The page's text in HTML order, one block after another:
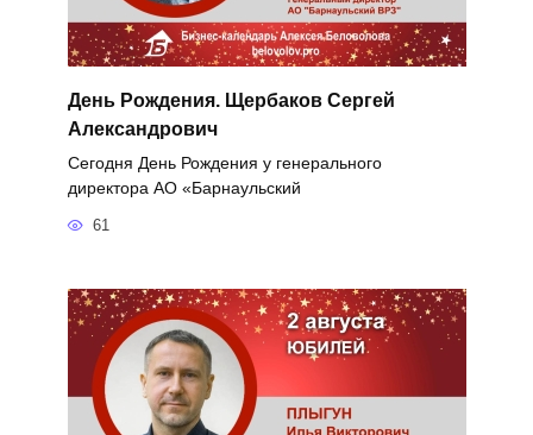
День Рождения. Щербаков Сергей
Александрович
Сегодня День Рождения у генерального
директора АО «Барнаульский
61